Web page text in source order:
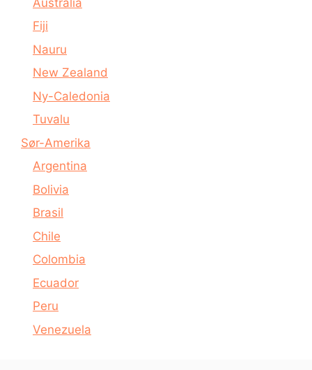
Fiji
Nauru
New Zealand
Ny-Caledonia
Tuvalu
Sør-Amerika
Argentina
Bolivia
Brasil
Chile
Colombia
Ecuador
Peru
Venezuela